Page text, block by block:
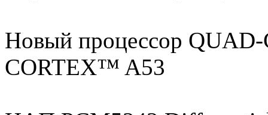
Новый процессор
CORTEX™ A53